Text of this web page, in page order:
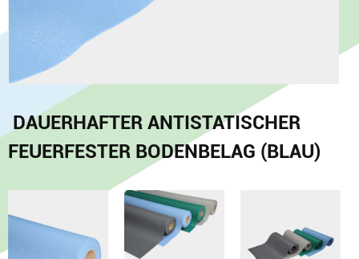
DAUERHAFTER ANTISTATISCHER
FEUERFESTER BODENBELAG (BLAU)